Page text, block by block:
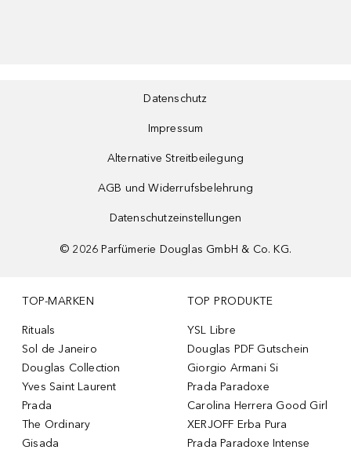
Datenschutz
Impressum
Alternative Streitbeilegung
AGB und Widerrufsbelehrung
Datenschutzeinstellungen
© 2026 Parfümerie Douglas GmbH & Co. KG.
TOP-MARKEN
Rituals
Sol de Janeiro
Douglas Collection
Yves Saint Laurent
Prada
The Ordinary
Gisada
TOP PRODUKTE
YSL Libre
Douglas PDF Gutschein
Giorgio Armani Si
Prada Paradoxe
Carolina Herrera Good Girl
XERJOFF Erba Pura
Prada Paradoxe Intense